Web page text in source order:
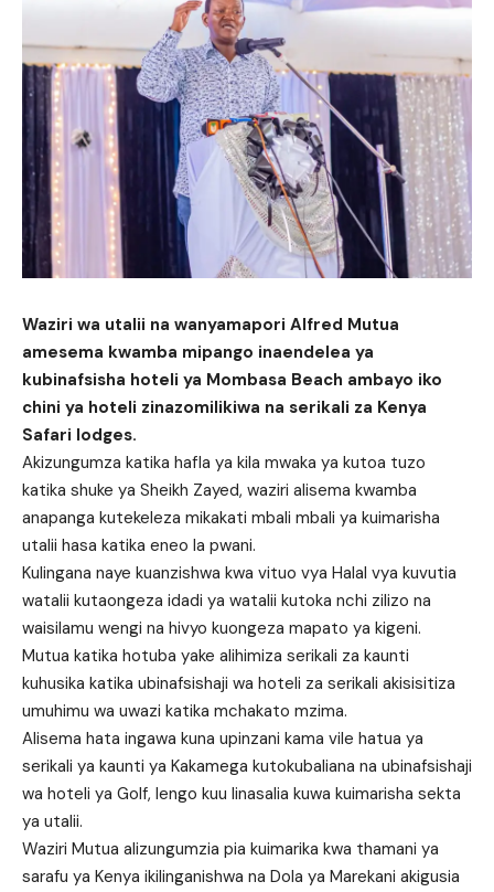
Waziri wa utalii na wanyamapori Alfred Mutua
amesema kwamba mipango inaendelea ya
kubinafsisha hoteli ya Mombasa Beach ambayo iko
chini ya hoteli zinazomilikiwa na serikali za Kenya
Safari lodges.
Akizungumza katika hafla ya kila mwaka ya kutoa tuzo
katika shuke ya Sheikh Zayed, waziri alisema kwamba
anapanga kutekeleza mikakati mbali mbali ya kuimarisha
utalii hasa katika eneo la pwani.
Kulingana naye kuanzishwa kwa vituo vya Halal vya kuvutia
watalii kutaongeza idadi ya watalii kutoka nchi zilizo na
waisilamu wengi na hivyo kuongeza mapato ya kigeni.
Mutua katika hotuba yake alihimiza serikali za kaunti
kuhusika katika ubinafsishaji wa hoteli za serikali akisisitiza
umuhimu wa uwazi katika mchakato mzima.
Alisema hata ingawa kuna upinzani kama vile hatua ya
serikali ya kaunti ya Kakamega kutokubaliana na ubinafsishaji
wa hoteli ya Golf, lengo kuu linasalia kuwa kuimarisha sekta
ya utalii.
Waziri Mutua alizungumzia pia kuimarika kwa thamani ya
sarafu ya Kenya ikilinganishwa na Dola ya Marekani akigusia